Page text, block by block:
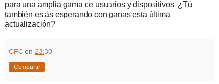
para una amplia gama de usuarios y dispositivos. ¿Tú
también estás esperando con ganas esta última
actualización?
CFC en 23:30
Compartir